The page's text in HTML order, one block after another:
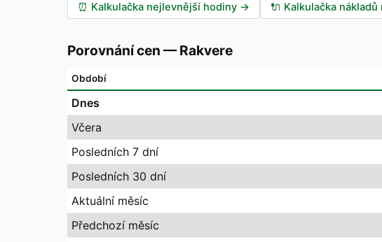
⏰ Kalkulačka nejlevnější hodiny → 🔌 Kalkulačka nákladů
Porovnání cen —Rakvere
Období
Dnes
Včera
Posledních 7 dní
Posledních 30 dní
Aktuální měsíc
Předchozí měsíc